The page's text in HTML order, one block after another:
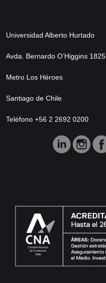
Universidad Alberto Hurtado
Avda. Bernardo O’Higgins 1825
Metro Los Héroes
Santiago de Chile
Teléfono +56 2 2692 0200